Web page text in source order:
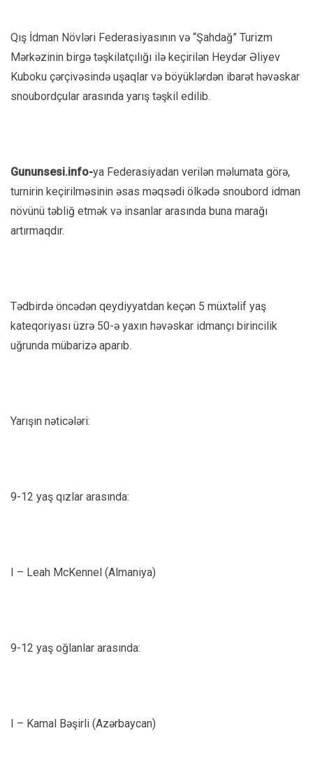
Qış İdman Növləri Federasiyasının və “Şahdağ” Turizm
Mərkəzinin birgə təşkilatçılığı ilə keçirilən Heydər Əliyev
Kuboku çərçivəsində uşaqlar və böyüklərdən ibarət həvəskar
snoubordçular arasında yarış təşkil edilib.
Gununsesi.info-ya Federasiyadan verilən məlumata görə,
turnirin keçirilməsinin əsas məqsədi ölkədə snoubord idman
növünü təbliğ etmək və insanlar arasında buna marağı
artırmaqdır.
Tədbirdə öncədən qeydiyyatdan keçən 5 müxtəlif yaş
kateqoriyası üzrə 50-ə yaxın həvəskar idmançı birincilik
uğrunda mübarizə aparıb.
Yarışın nəticələri:
9-12 yaş qızlar arasında:
I – Leah McKennel (Almaniya)
9-12 yaş oğlanlar arasında:
I – Kamal Bəşirli (Azərbaycan)